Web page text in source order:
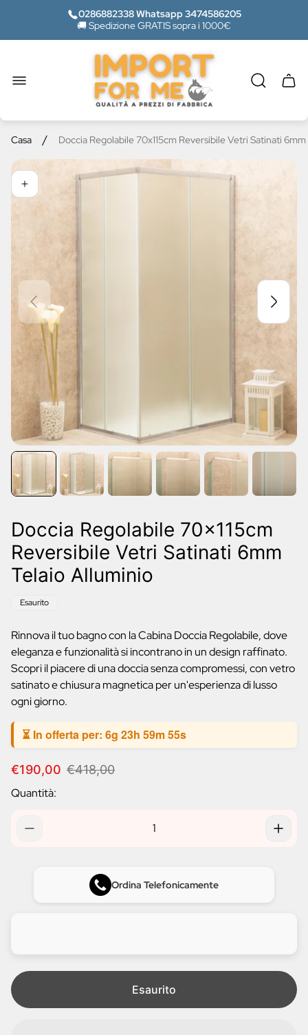
0286882338 Whatsapp 3474586205
🚚 Spedizione GRATIS sopra i 1000€
Logo
del
negozio"
Casa / Doccia Regolabile 70x115cm Reversibile Vetri Satinati
Doccia Regolabile 70x115cm
Reversibile Vetri Satinati 6mm
Telaio Alluminio
Etichetta
Esaurito
Rinnova il tuo bagno con la Cabina Doccia Regolabile, dove
eleganza e funzionalità si incontrano in un design raffinato.
Scopri il piacere di una doccia senza compromessi, con vetro
satinato e chiusura magnetica per un'esperienza di lusso
ogni giorno.
⏳ In offerta per: 6g 23h 59m 54s
P
e
€190,00 P
€418,00
Quantità:
Ordina Telefonicamente
Esaurito